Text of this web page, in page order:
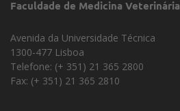
Faculdade de Medicina Veterinária
Avenida da Universidade Técnica
1300-477 Lisboa
Telefone: (+ 351) 21 365 2800
Fax: (+ 351) 21 365 2810